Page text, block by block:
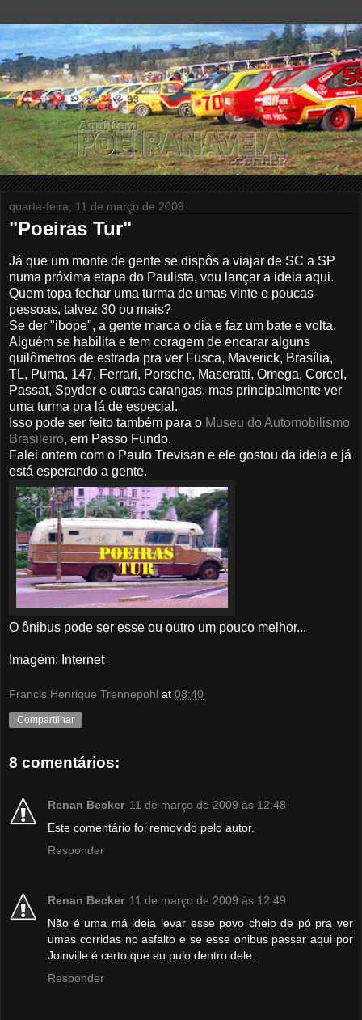
quarta-feira, 11 de março de 2009
"Poeiras Tur"
Já que um monte de gente se dispôs a viajar de SC a SP
numa próxima etapa do Paulista, vou lançar a ideia aqui.
Quem topa fechar uma turma de umas vinte e poucas
pessoas, talvez 30 ou mais?
Se der "ibope", a gente marca o dia e faz um bate e volta.
Alguém se habilita e tem coragem de encarar alguns
quilômetros de estrada pra ver Fusca, Maverick, Brasília,
TL, Puma, 147, Ferrari, Porsche, Maseratti, Omega, Corcel,
Passat, Spyder e outras carangas, mas principalmente ver
uma turma pra lá de especial.
Isso pode ser feito também para o Museu do Automobilismo
Brasileiro, em Passo Fundo.
Falei ontem com o Paulo Trevisan e ele gostou da ideia e já
está esperando a gente.
O ônibus pode ser esse ou outro um pouco melhor...
Imagem: Internet
Francis Henrique Trennepohl at 08:40
Compartilhar
8 comentários:
Renan Becker 11 de março de 2009 às 12:48
Este comentário foi removido pelo autor.
Responder
Renan Becker 11 de março de 2009 às 12:49
Não é uma má ideia levar esse povo cheio de pó pra ver
umas corridas no asfalto e se esse onibus passar aqui por
Joinville é certo que eu pulo dentro dele.
Responder